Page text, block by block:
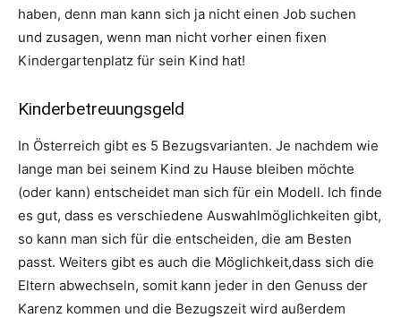
haben, denn man kann sich ja nicht einen Job suchen
und zusagen, wenn man nicht vorher einen fixen
Kindergartenplatz für sein Kind hat!
Kinderbetreuungsgeld
In Österreich gibt es 5 Bezugsvarianten. Je nachdem wie
lange man bei seinem Kind zu Hause bleiben möchte
(oder kann) entscheidet man sich für ein Modell. Ich finde
es gut, dass es verschiedene Auswahlmöglichkeiten gibt,
so kann man sich für die entscheiden, die am Besten
passt. Weiters gibt es auch die Möglichkeit,dass sich die
Eltern abwechseln, somit kann jeder in den Genuss der
Karenz kommen und die Bezugszeit wird außerdem